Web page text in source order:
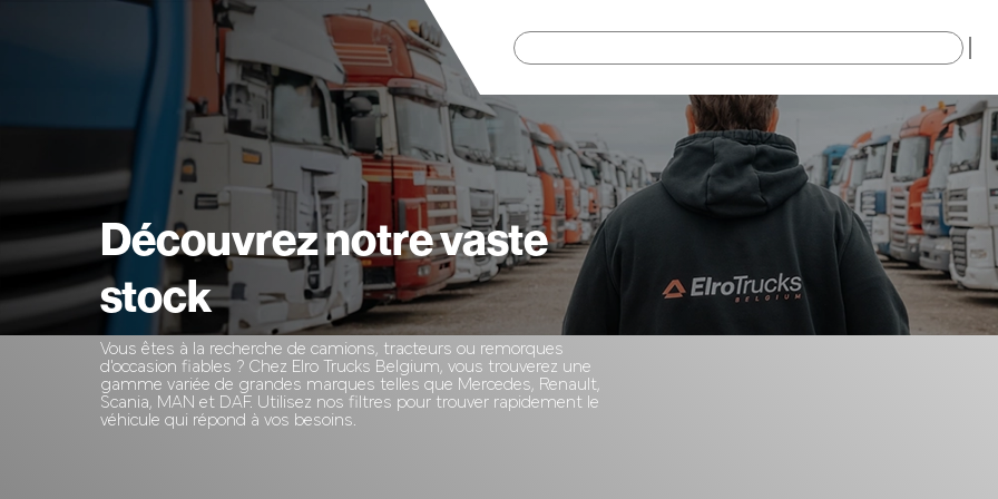
Découvrez notre vaste
stock
Vous êtes à la recherche de camions, tracteurs ou remorques
d'occasion fiables ? Chez Elro Trucks Belgium, vous trouverez une
gamme variée de grandes marques telles que Mercedes, Renault,
Scania, MAN et DAF. Utilisez nos filtres pour trouver rapidement le
véhicule qui répond à vos besoins.